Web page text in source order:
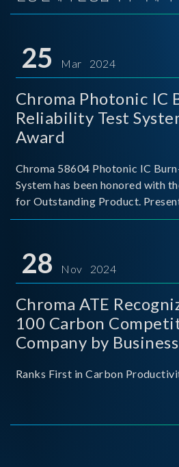
Implementers Forum)는 USB
서는 USB PD를 지원하는 다양
습니다. 스마트폰, 디지털 카메라
리지, 노트북, 디스플레이 등에서
25 Mar 2024
Chroma Photonic IC
Reliability Test System
Award
Chroma 58604 Photonic IC
System has been honored with
for Outstanding Product.
Optoelectronic and
for thei
28 Nov 2024
Chroma ATE
100 Carbon
Company by
Ranks First in Carbon